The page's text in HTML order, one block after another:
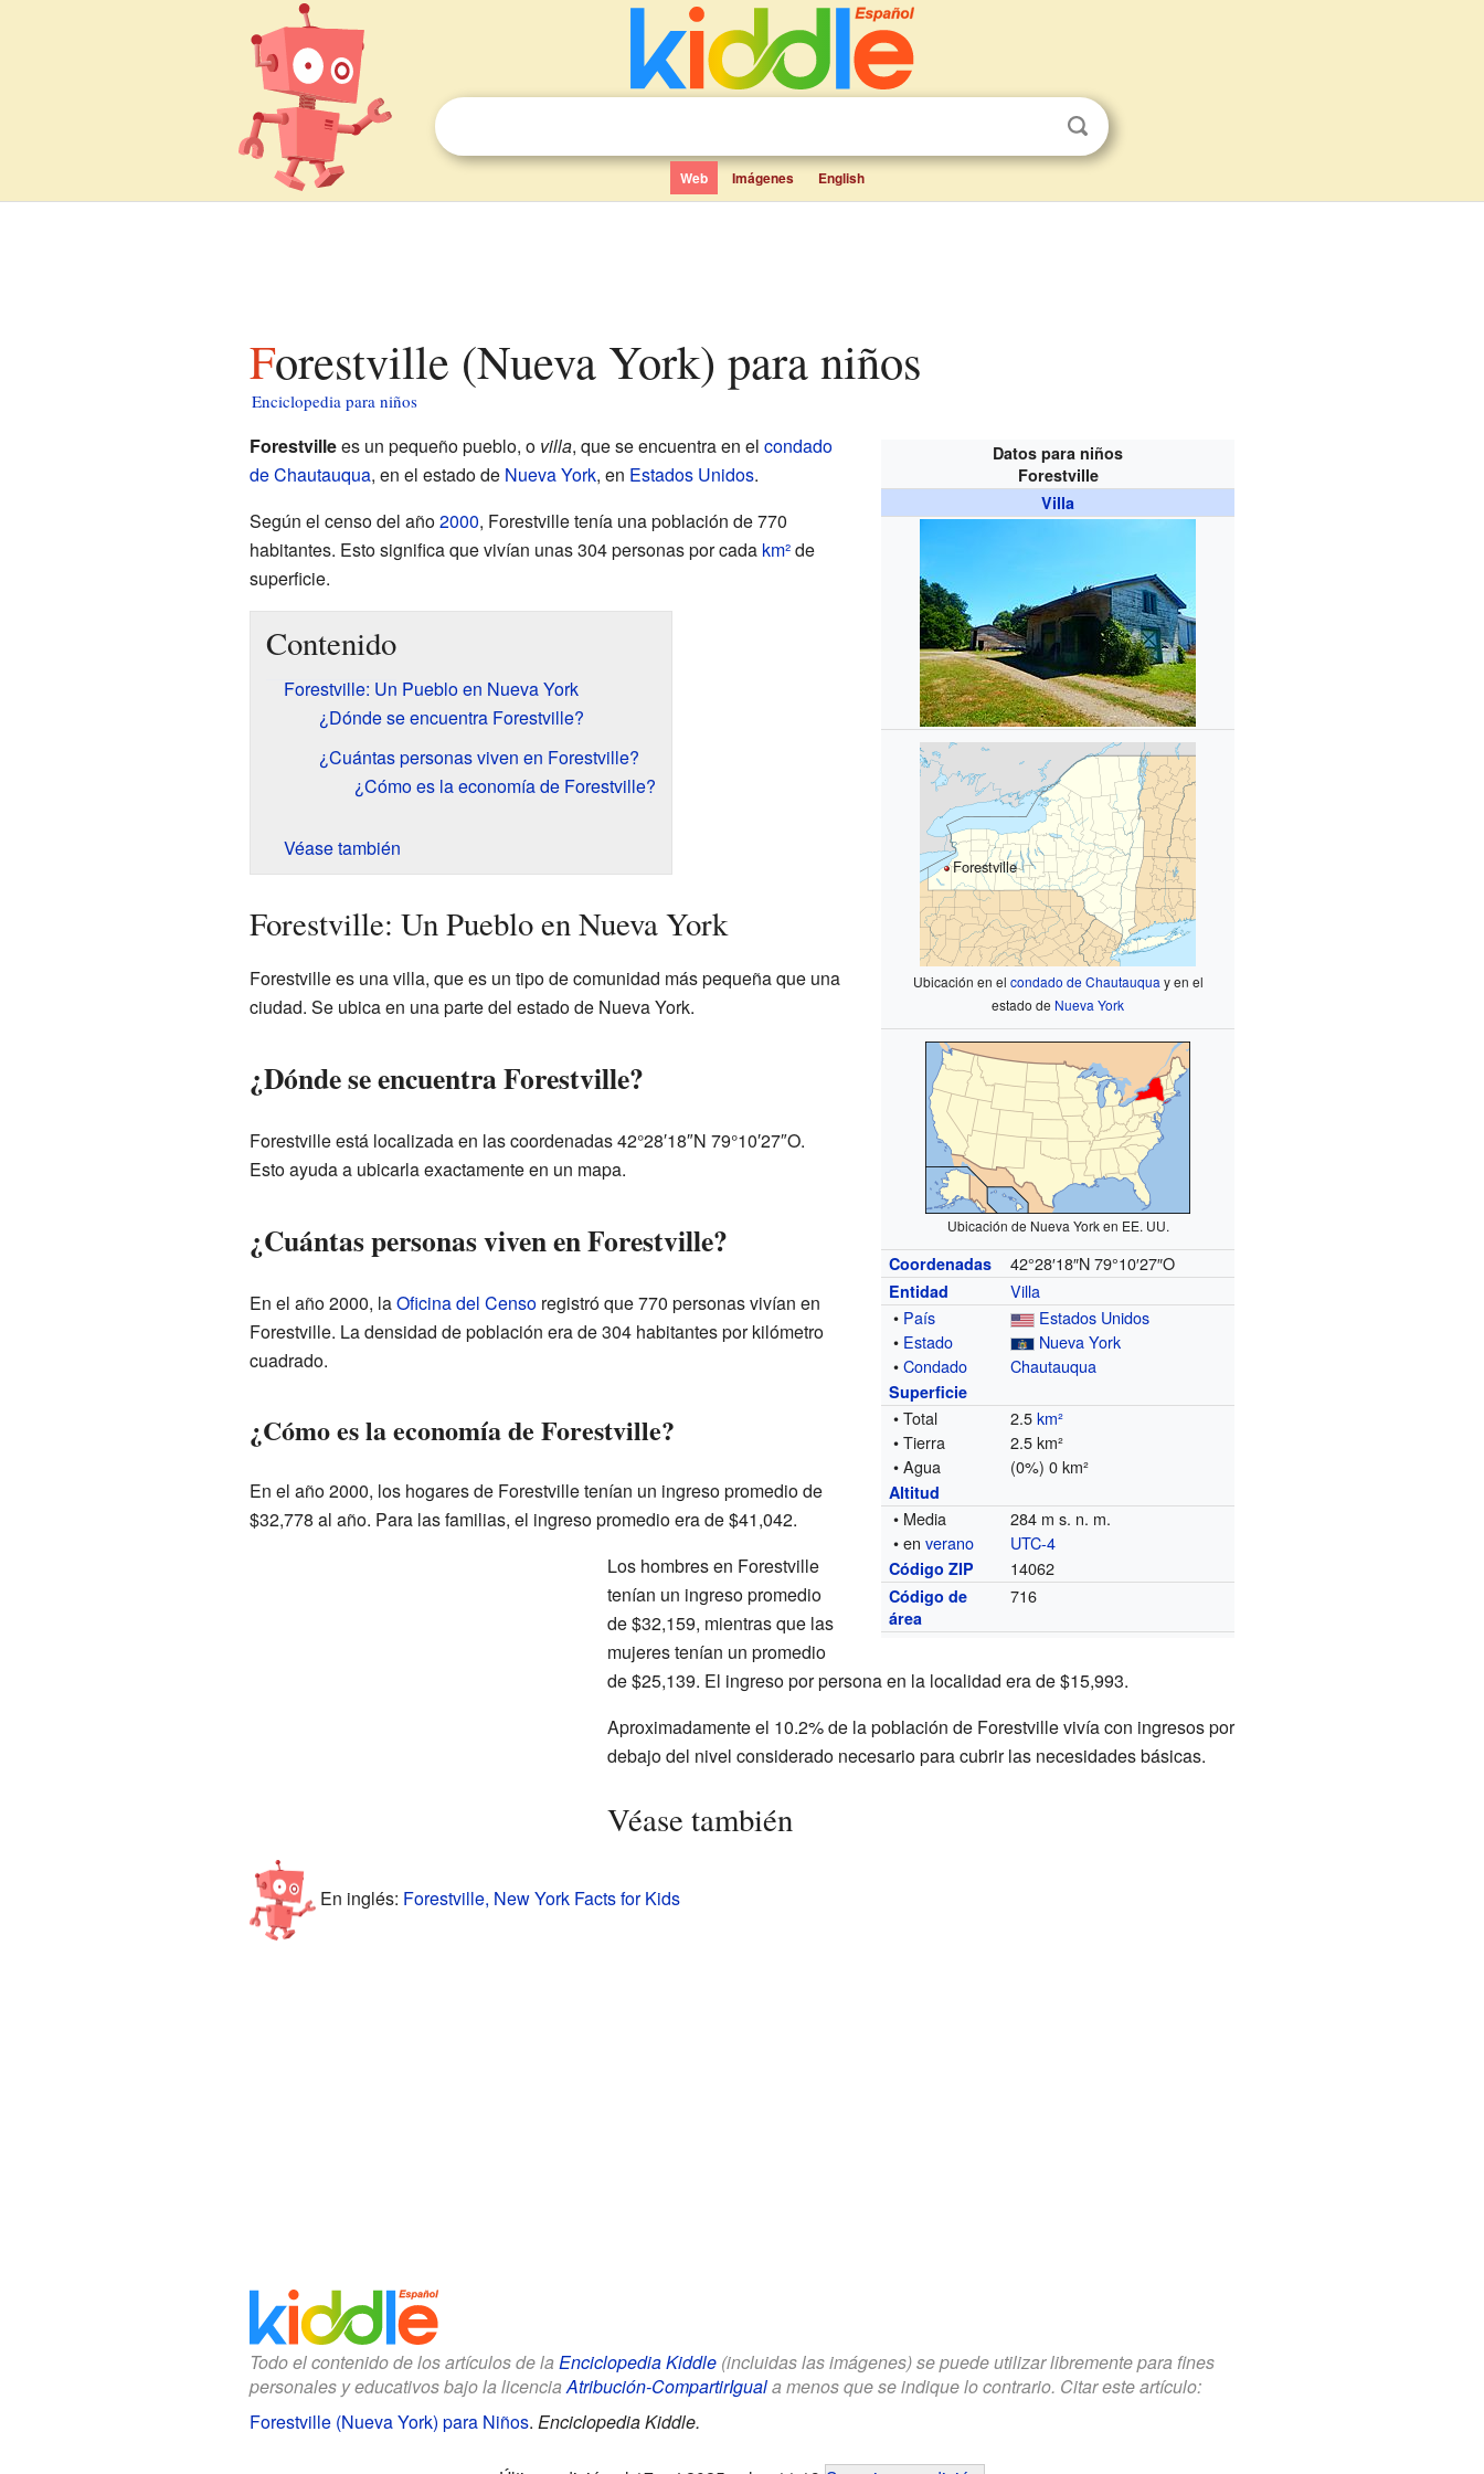
Web Imágenes English
Forestville (Nueva York) para niños
Enciclopedia para niños
Datos para niños
Forestville
Villa
Forestville
Ubicación en el condado de Chautauqua y en el
estado de Nueva York
Ubicación de Nueva York en EE. UU.
Coordenadas 42°28′18″N 79°10′27″O
Entidad
Villa
• País
Estados Unidos
• Estado
Nueva York
•Condado Chautauqua
Superficie
• Total 2.5km²
• Tierra
2.5 km²
• Agua
(0%) 0 km²
Altitud
• Media
284 m s. n. m.
• enverano UTC-4
Código ZIP 14062
Código de
área
716
Forestvillees un pequeño pueblo, o villa, que se encuentra en el condado
de Chautauqua, en el estado de Nueva York, en Estados Unidos.
Según el censo del año2000, Forestville tenía una población de 770
habitantes. Esto significa que vivían unas 304 personas por cada km²de
superficie.
Contenido
Forestville: Un Pueblo en Nueva York
¿Dónde se encuentra Forestville?
¿Cuántas personas viven en Forestville?
¿Cómo es la economía de Forestville?
Véase también
Forestville: Un Pueblo en Nueva York
Forestville es una villa, que es un tipo de comunidad más pequeña que una
ciudad. Se ubica en una parte del estado de Nueva York.
¿Dónde se encuentra Forestville?
Forestville está localizada en las coordenadas 42°28′18″N 79°10′27″O.
Esto ayuda a ubicarla exactamente en un mapa.
¿Cuántas personas viven en Forestville?
En el año 2000, laOficina del Censoregistró que 770 personas vivían en
Forestville. La densidad de población era de 304 habitantes por kilómetro
cuadrado.
¿Cómo es la economía de Forestville?
En el año 2000, los hogares de Forestville tenían un ingreso promedio de
$32,778 al año. Para las familias, el ingreso promedio era de $41,042.
Los hombres en Forestville
tenían un ingreso promedio
de $32,159, mientras que las
mujeres tenían un promedio
de $25,139. El ingreso por persona en la localidad era de $15,993.
Aproximadamente el 10.2% de la población de Forestville vivía con ingresos por
debajo del nivel considerado necesario para cubrir las necesidades básicas.
Véase también
En inglés: Forestville, New York Facts for Kids
Todo el contenido de los artículos de la Enciclopedia Kiddle(incluidas las imágenes) se puede utilizar libremente para fines
personales y educativos bajo la licenciaAtribución-CompartirIguala menos que se indique lo contrario. Citar este artículo:
Forestville (Nueva York) para Niños. Enciclopedia Kiddle.